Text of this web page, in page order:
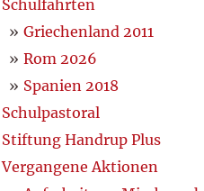
Schulfahrten
Griechenland 2011
Rom 2026
Spanien 2018
Schulpastoral
Stiftung Handrup Plus
Vergangene Aktionen